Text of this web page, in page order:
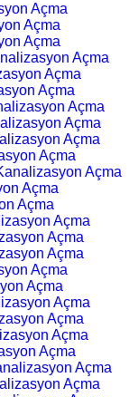
Açma
Açma
Açma
Açma
Açma
Açma
Açma
Açma
Açma
Açma
Açma
Açma
Açma
Açma
Açma
Açma
Açma
Açma
Açma
Açma
Açma
Açma
Açma
Açma